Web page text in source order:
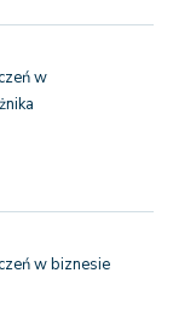
w
w biznesie